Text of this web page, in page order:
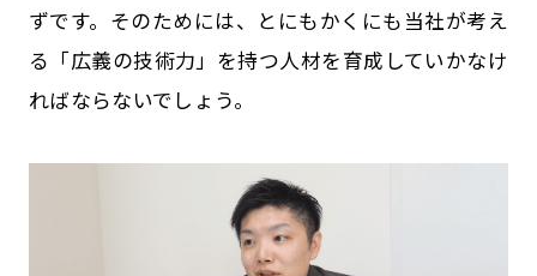
ずです。そのためには、とにもかくにも当社が考え
る「広義の技術力」を持つ人材を育成していかなけ
ればならないでしょう。